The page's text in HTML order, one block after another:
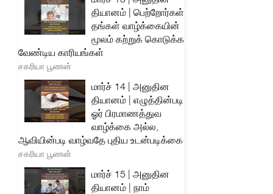
தியானம் | பெற்றோர்கள்
தங்கள் வாழ்க்கையின்
மூலம் கற்றுக் கொடுக்க
வேண்டிய காரியங்கள்
சகரியா பூணன்
மார்ச் 14 | அனுதின
தியானம் | எழுத்தின்படி
ஓர் பிரமாணத்துவ
வாழ்க்கை அல்ல,
ஆவியின்படி வாழ்வதே புதிய உடன்படிக்கை
சகரியா பூணன்
மார்ச் 15 | அனுதின
தியானம் | நாம்